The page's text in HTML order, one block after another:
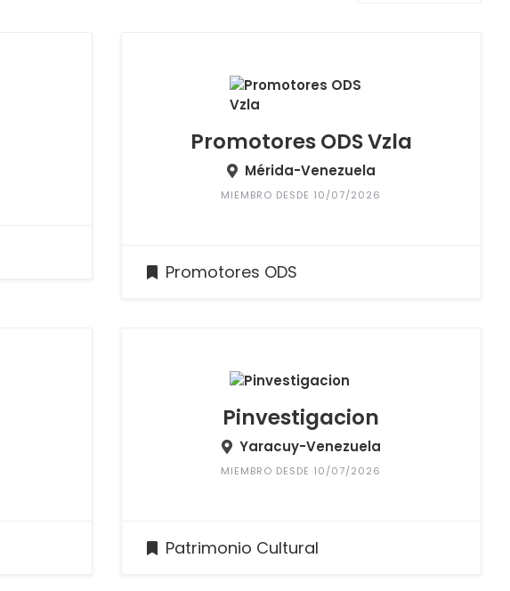
Promotores ODS Vzla
Mérida-Venezuela
MIEMBRO DESDE 10/07/2026
Promotores ODS
Pinvestigacion
Yaracuy-Venezuela
MIEMBRO DESDE 10/07/2026
Patrimonio Cultural